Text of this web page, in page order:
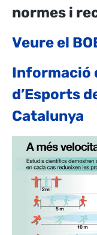
normes i
Veure el
Informació
d’Esports
Catalunya